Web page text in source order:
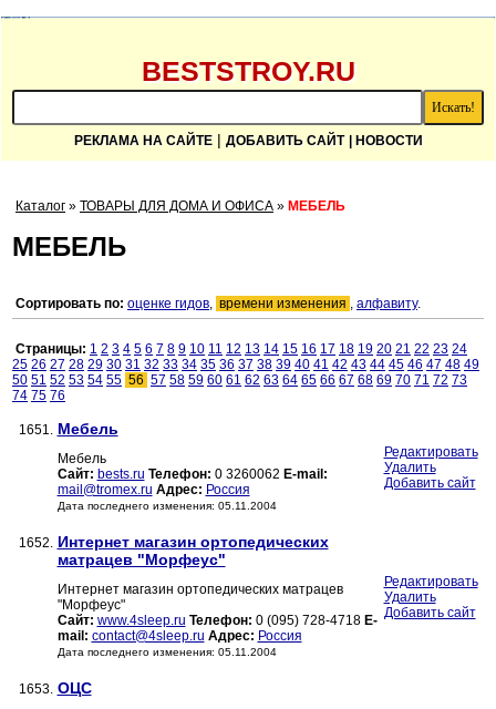
BESTSTROY.RU
РЕКЛАМА НА САЙТЕ| ДОБАВИТЬ САЙТ | НОВОСТИ
Каталог » ТОВАРЫ ДЛЯ ДОМА И ОФИСА » МЕБЕЛЬ
МЕБЕЛЬ
Сортировать по: оценке гидов, времени изменения , алфавиту.
Страницы: 1 2 3 4 5 6 7 8 9 10 11 12 13 14 15 16 17 18 19 20 21 22 23 24
25 26 27 28 29 30 31 32 33 34 35 36 37 38 39 40 41 42 43 44 45 46 47 48 49
50 51 52 53 54 55 56 57 58 59 60 61 62 63 64 65 66 67 68 69 70 71 72 73
74 75 76
1651. Мебель
Мебель
Сайт: bests.ru Телефон: 0 3260062 E-mail:
mail@tromex.ru Адрес: Россия
Дата последнего изменения: 05.11.2004
Редактировать
Удалить
Добавить сайт
1652. Интернет магазин ортопедических
матрацев "Морфеус"
Интернет магазин ортопедических матрацев
"Морфеус"
Сайт: www.4sleep.ru Телефон: 0 (095) 728-4718 E-
mail: contact@4sleep.ru Адрес: Россия
Дата последнего изменения: 05.11.2004
Редактировать
Удалить
Добавить сайт
1653. ОЦС